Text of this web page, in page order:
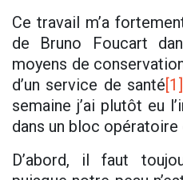
Ce travail m’a
de Bruno Foucart
moyens de
d’un service de santé[1]
semaine j’ai plutôt eu
dans un bloc opératoire
D’abord, il faut